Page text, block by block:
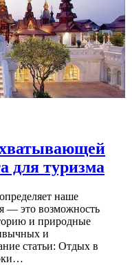
для туризма
наше
— это возможность
и природные
и
статьи: Отдых в